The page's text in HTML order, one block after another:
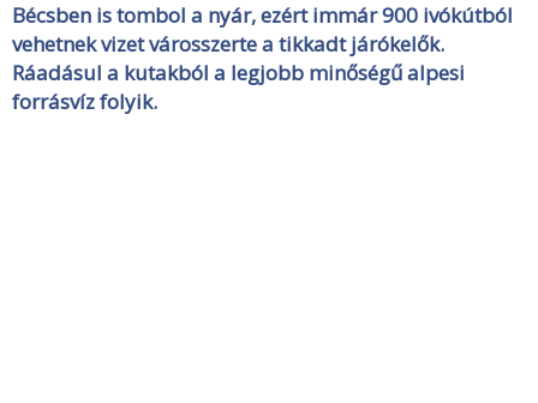
Bécsben is tombol a nyár, ezért immár 900 ivókútból
vehetnek vizet városszerte a tikkadt járókelők.
Ráadásul a kutakból a legjobb minőségű alpesi
forrásvíz folyik.